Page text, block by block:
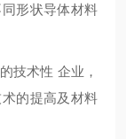
形状导体材料
技术性 企业，
的提高及材料